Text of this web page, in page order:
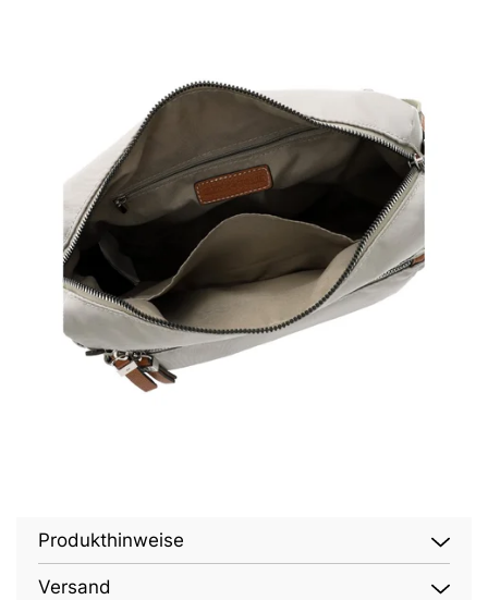
Produkthinweise
Versand